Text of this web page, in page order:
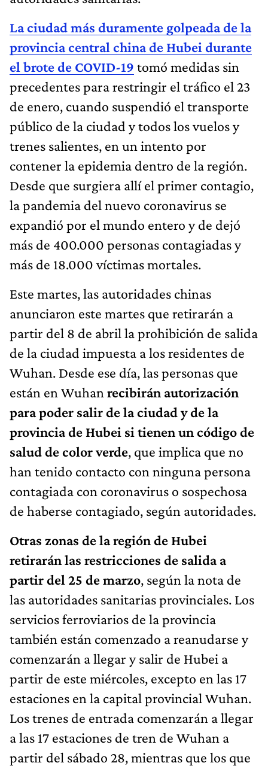
La ciudad más duramente golpeada de la
provincia central china de Hubei durante
el brote de COVID-19 tomó medidas sin
precedentes para restringir el tráfico el 23
de enero, cuando suspendió el transporte
público de la ciudad y todos los vuelos y
trenes salientes, en un intento por
contener la epidemia dentro de la región.
Desde que surgiera allí el primer contagio,
la pandemia del nuevo coronavirus se
expandió por el mundo entero y de dejó
más de 400.000 personas contagiadas y
más de 18.000 víctimas mortales.
Este martes, las autoridades chinas
anunciaron este martes que retirarán a
partir del 8 de abril la prohibición de salida
de la ciudad impuesta a los residentes de
Wuhan. Desde ese día, las personas que
están en Wuhan recibirán autorización
para poder salir de la ciudad y de la
provincia de Hubei si tienen un código de
salud de color verde, que implica que no
han tenido contacto con ninguna persona
contagiada con coronavirus o sospechosa
de haberse contagiado, según autoridades.
Otras zonas de la región de Hubei
retirarán las restricciones de salida a
partir del 25 de marzo, según la nota de
las autoridades sanitarias provinciales. Los
servicios ferroviarios de la provincia
también están comenzado a reanudarse y
comenzarán a llegar y salir de Hubei a
partir de este miércoles, excepto en las 17
estaciones en la capital provincial Wuhan.
Los trenes de entrada comenzarán a llegar
a las 17 estaciones de tren de Wuhan a
partir del sábado 28, mientras que los que